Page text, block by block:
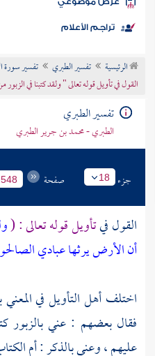
الكتب
موضوعي
تراجم الأعلام
الرئيسية تفسير الطبري
تفسير سورة
القول في تأويل قوله تعالى " ولقد كتبنا في
تفسير الطبري
الطبري - محمد بن جرير الطبري
جزء 18 صفحة 548
القول فيتأويل قوله تعالى : (
أن الأرض يرثها عبادي
اختلف أهل التأويل في
فقال بعضهم : عني بالزبور كتب
عليهم ، وعني بالذكر : أم